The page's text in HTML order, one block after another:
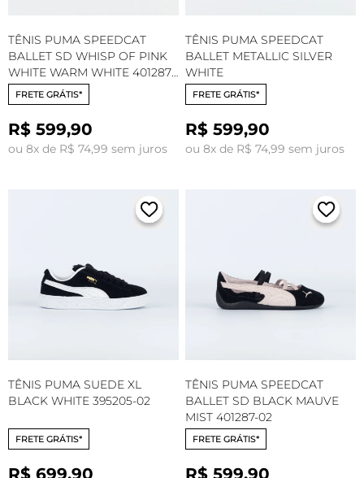
TÊNIS PUMA SPEEDCAT
BALLET SD WHISP OF PINK
WHITE WARM WHITE 401287-
01FRETE GRÁTIS*
R$ 599,90
ou 8x de R$ 74,99 sem juros
TÊNIS PUMA SPEEDCAT
BALLET METALLIC SILVER
WHITE
FRETE GRÁTIS*
R$ 599,90
ou 8x de R$ 74,99 sem juros
TÊNIS PUMA SUEDE XL
BLACK WHITE 395205-02
FRETE GRÁTIS*
R$ 699,90
TÊNIS PUMA SPEEDCAT
BALLET SD BLACK MAUVE
MIST 401287-02
FRETE GRÁTIS*
R$ 599,90